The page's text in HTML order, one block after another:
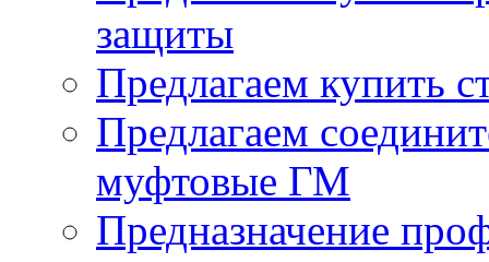
защиты
Предлагаем купить
Предлагаем
муфтовые ГМ
Предназначение